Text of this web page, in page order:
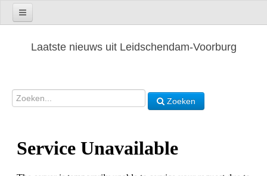
Laatste nieuws uit Leidschendam-Voorburg
Zoeken